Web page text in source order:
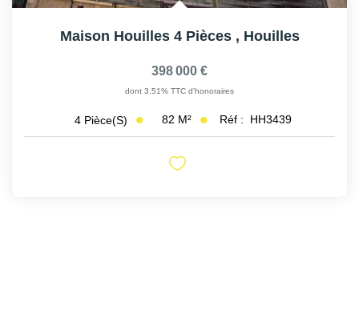
Maison Houilles 4 Pièces , Houilles
398 000 €
dont 3,51% TTC d'honoraires
4 Pièce(s) 82 M² Réf : HH3439